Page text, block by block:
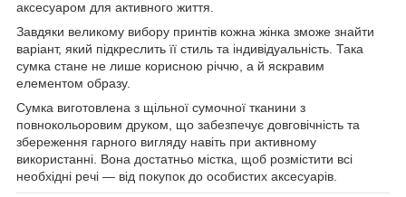
аксесуаром для активного життя.
Завдяки великому вибору принтів кожна жінка зможе знайти
варіант, який підкреслить її стиль та індивідуальність. Така
сумка стане не лише корисною річчю, а й яскравим
елементом образу.
Сумка виготовлена з щільної сумочної тканини з
повнокольоровим друком, що забезпечує довговічність та
збереження гарного вигляду навіть при активному
використанні. Вона достатньо містка, щоб розмістити всі
необхідні речі — від покупок до особистих аксесуарів.